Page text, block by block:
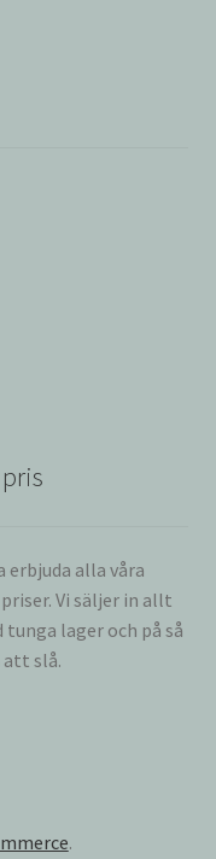
erbjuda alla våra
Vi säljer in allt
lager och på så
att slå.
.